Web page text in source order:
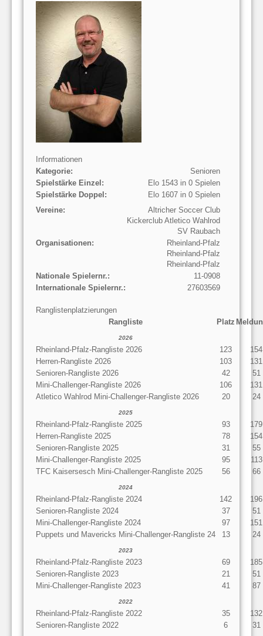
Informationen
Kategorie:
Senioren
Spielstärke Einzel:
Elo 1543 in 0 Spielen
Spielstärke Doppel:
Elo 1607 in 0 Spielen
Vereine:
Altricher Soccer Club
Kickerclub Atletico Wahlrod
SV Raubach
Organisationen:
Rheinland-Pfalz
Rheinland-Pfalz
Rheinland-Pfalz
Nationale Spielernr.:
11-0908
Internationale Spielernr.:
27603569
Ranglistenplatzierungen
Rangliste
Platz
2026
Rheinland-Pfalz-Rangliste 2026 123
154
Herren-Rangliste 2026
103
131
Senioren-Rangliste 2026
42
51
Mini-Challenger-Rangliste 2026
106
131
Atletico Wahlrod Mini-Challenger-Rangliste 2026
20 24
2025
Rheinland-Pfalz-Rangliste 2025 93
179
Herren-Rangliste 2025
78
154
Senioren-Rangliste 2025
31
55
Mini-Challenger-Rangliste 2025
95
113
TFC Kaisersesch Mini-Challenger-Rangliste 2025
56 66
2024
Rheinland-Pfalz-Rangliste 2024 142
196
Senioren-Rangliste 2024
37
51
Mini-Challenger-Rangliste 2024
97
151
Puppets und Mavericks Mini-Challenger-Rangliste 24
13 24
2023
Rheinland-Pfalz-Rangliste 2023 69
185
Senioren-Rangliste 2023
21
51
Mini-Challenger-Rangliste 2023
41 87
2022
Rheinland-Pfalz-Rangliste 2022 35
132
Senioren-Rangliste 2022
6 31